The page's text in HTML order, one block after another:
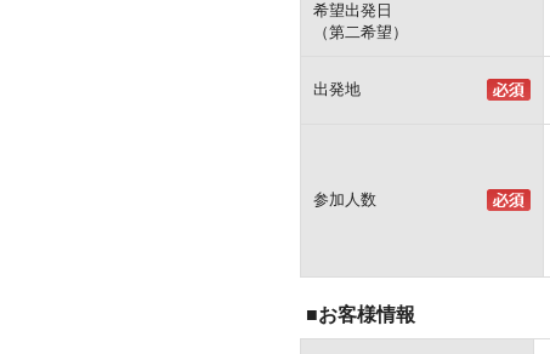
希望出発日
（第二希望）
出発地
参加人数
■お客様情報